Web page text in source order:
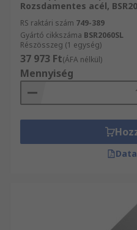
Rozsdamentes acél,
RS raktári szám 749-389
Gyártó cikkszáma BSR2060SL
Részösszeg (1 egység)
37 973 Ft(ÁFA nélkül)
Mennyiség